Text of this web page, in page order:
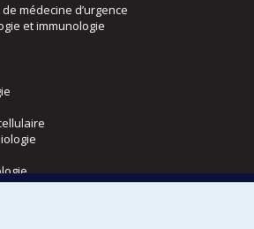
médecine d’urgence
et immunologie
et médecine nucléaire